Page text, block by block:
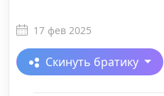
17 фев 2025
Скинуть братику